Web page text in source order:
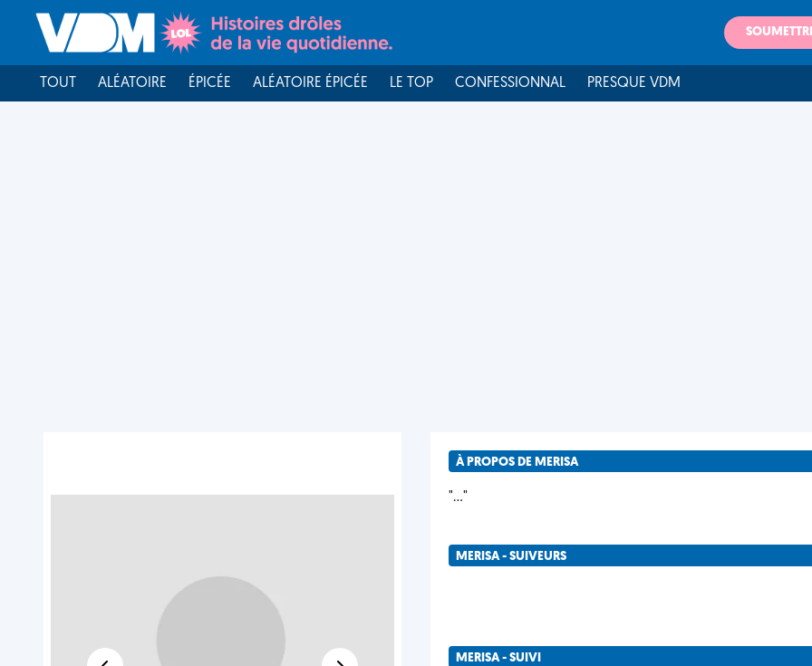
TOUT ALÉATOIRE ÉPICÉE ALÉATOIRE ÉPICÉE LE TOP CONFESSIONNAL PRESQUE VDM
À PROPOS DE MERISA
"..."
MERISA - SUIVEURS
MERISA - SUIVI